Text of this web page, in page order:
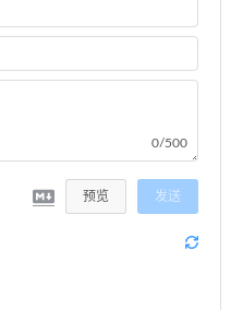
0/500
预览 发送